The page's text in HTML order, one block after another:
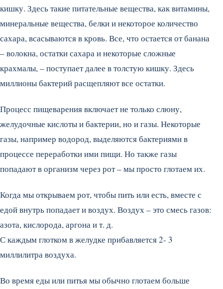
кишку. Здесь такие питательные вещества, как витамины,
минеральные вещества, белки и некоторое количество
сахара, всасываются в кровь. Все, что остается от банана
– волокна, остатки сахара и некоторые сложные
крахмалы, – поступает далее в толстую кишку. Здесь
миллионы бактерий расщепляют все остатки.
Процесс пищеварения включает не только слюну,
желудочные кислоты и бактерии, но и газы. Некоторые
газы, например водород, выделяются бактериями в
процессе переработки ими пищи. Но также газы
попадают в организм через рот – мы просто глотаем их.
Когда мы открываем рот, чтобы пить или есть, вместе с
едой внутрь попадает и воздух. Воздух – это смесь газов:
азота, кислорода, аргона и т. д.
С каждым глотком в желудке прибавляется 2- 3
миллилитра воздуха.
Во время еды или питья мы обычно глотаем больше